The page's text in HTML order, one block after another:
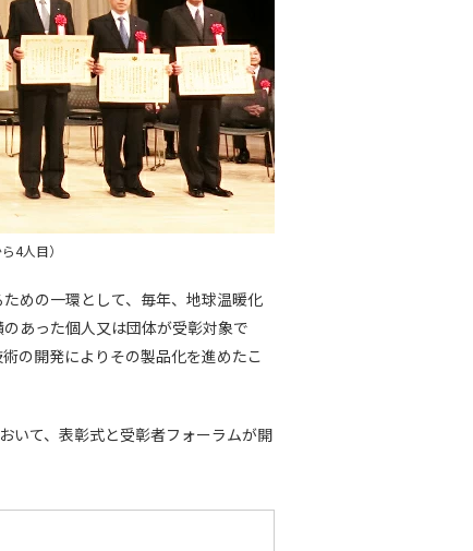
4人目）
めの一環として、毎年、地球温暖化
あった個人又は団体が受彰対象で
の開発によりその製品化を進めたこ
いて、表彰式と受彰者フォーラムが開